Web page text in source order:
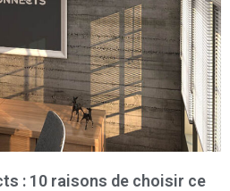
: 10 raisons de choisir ce